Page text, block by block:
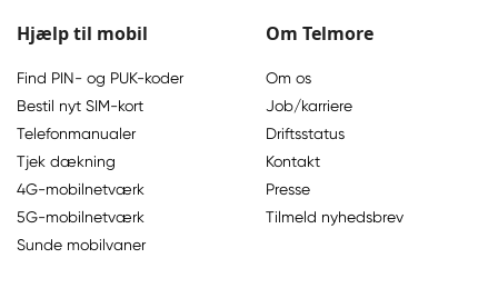
Hjælp til mobil
Find PIN- og PUK-koder
Bestil nyt SIM-kort
Telefonmanualer
Tjek dækning
4G-mobilnetværk
5G-mobilnetværk
Sunde mobilvaner
Om Telmore
Om os
Job/karriere
Driftsstatus
Kontakt
Presse
Tilmeld nyhedsbrev